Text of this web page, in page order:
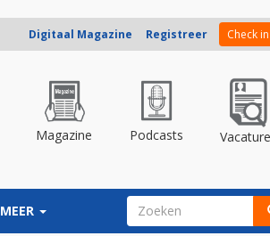
Digitaal Magazine Registreer Check in
Magazine Podcasts
MEER ZOEKVELD